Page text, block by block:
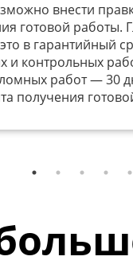
внести
готовой работы.
в гарантийный
и контрольных
работ — 30
получения